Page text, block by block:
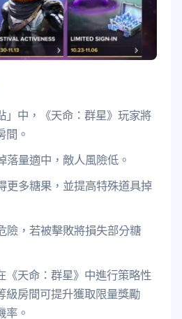
」中，《天命：群星》玩家將
間。
落量適中，敵人風險低。
更多糖果，並提高特殊道具掉
險，若被擊敗將損失部分糖
《天命：群星》中進行策略性
級房間可提升獲取限量獎勵
率。